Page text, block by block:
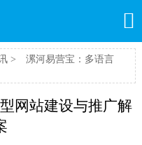

>
漯河易营宝：多语言
网站建设与推广解